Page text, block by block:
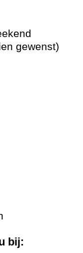
gewenst)
bij: